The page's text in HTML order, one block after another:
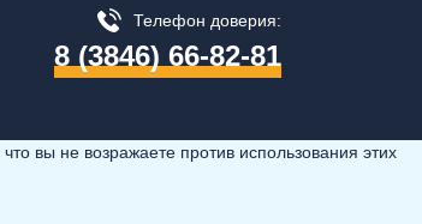
Телефон доверия:
8 (3846) 66-82-81
вы не возражаете против использования этих